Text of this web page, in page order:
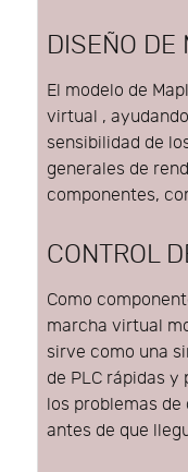
DISEÑO DE
El modelo de
virtual ,
sensibilidad de
generales de
componentes,
CONTROL
Como
marcha virtual
sirve como una
de PLC rápidas y
los problemas
antes de que